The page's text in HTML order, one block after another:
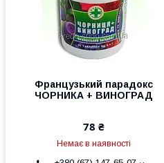
Французький парадокс
ЧОРНИКА + ВИНОГРАД
78 ₴
Немає в наявності